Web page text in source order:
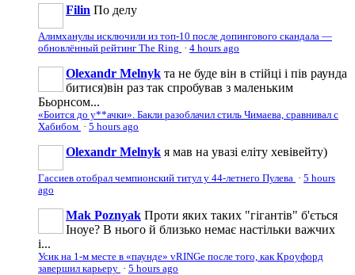
Filin По делу
Алимханулы исключили из топ-10 после допингового скандала —
обновлённый рейтинг The Ring · 4 hours ago
Olexandr Melnyk та не буде він в стійці і пів раунда
битися)він раз так спробував з маленьким
Бьорнсом...
«Боится до у**ачки». Бакли разоблачил стиль Чимаева, сравнивал с
Хабибом · 5 hours ago
Olexandr Melnyk я мав на увазі еліту хевівейту)
Гассиев отобрал чемпионский титул у 44-летнего Пулева · 5 hours
ago
Mak Poznyak Проти яких таких "гігантів" б'ється
Іноуе? В нього й близько немає настільки важчих
і...
Усик на 1-м месте в «паунде» vRINGe после того, как Кроуфорд
завершил карьеру · 5 hours ago